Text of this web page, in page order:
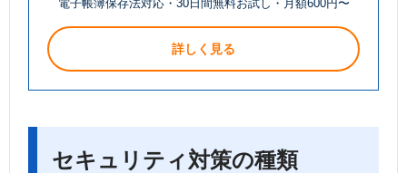
電子帳簿保存法対応・30日間無料お試し・月額600円〜
詳しく見る
セキュリティ対策の種類